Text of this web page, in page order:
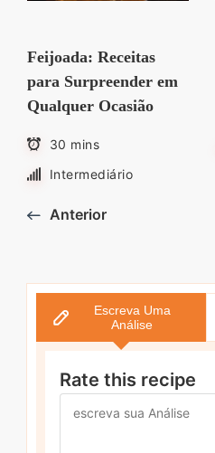
Feijoada: Receitas
para Surpreender em
Qualquer Ocasião
30 mins
Intermediário
Anterior
Escreva Uma
Análise
Rate this recipe